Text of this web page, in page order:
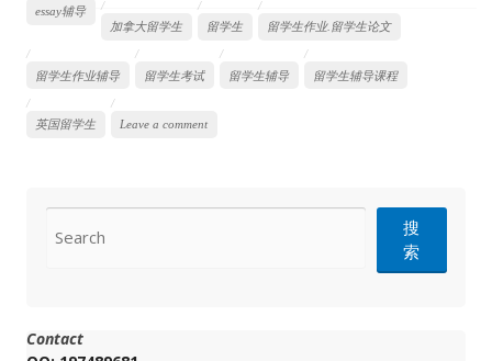
essay辅导
加拿大留学生
留学生 留学生作业.留学生论文
留学生作业辅导 留学生考试 留学生辅导 留学生辅导课程
英国留学生 Leave a comment
搜
索
Contact